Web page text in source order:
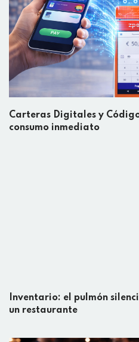
Carteras Digitales y
consumo inmediato
Inventario: el pulmón
un restaurante